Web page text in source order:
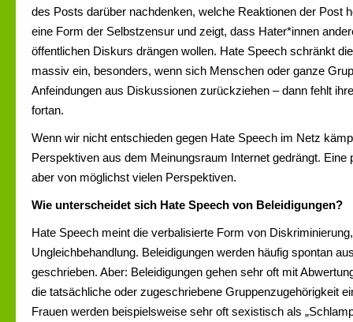
des Posts darüber nachdenken, welche Reaktionen der Post
eine Form der Selbstzensur und zeigt, dass Hater*innen
öffentlichen Diskurs drängen wollen. Hate Speech schränkt
massiv ein, besonders, wenn sich Menschen oder ganze
Anfeindungen aus Diskussionen zurückziehen – dann fehlt
fortan.
Wenn wir nicht entschieden gegen Hate Speech im Netz
Perspektiven aus dem Meinungsraum Internet gedrängt. Eine
aber von möglichst vielen Perspektiven.
Wie unterscheidet sich Hate Speech von Beleidigungen?
Hate Speech meint die verbalisierte Form von
Ungleichbehandlung. Beleidigungen werden häufig spontan
geschrieben. Aber: Beleidigungen gehen sehr oft mit
die tatsächliche oder zugeschriebene Gruppenzugehörigkeit
Frauen werden beispielsweise sehr oft sexistisch als